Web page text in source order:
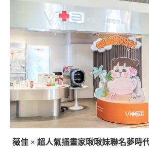
薇佳 × 超人氣插畫家啾啾妹聯名夢時